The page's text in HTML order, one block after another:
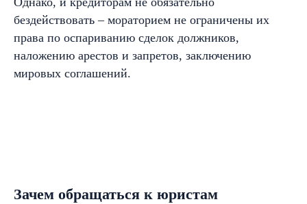
бездействовать – мораторием не ограничены их
права по оспариванию сделок должников,
наложению арестов и запретов, заключению
мировых соглашений.
Зачем обращаться к юристам